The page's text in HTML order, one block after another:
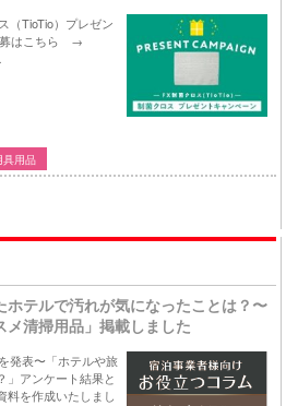
（TioTio）プレゼン
募はこちら →
具用品
ホテルで汚れが気になったことは？〜
メ清掃用品」掲載しました
発表〜「ホテルや旅
」アンケート結果と
料を作成いたしまし